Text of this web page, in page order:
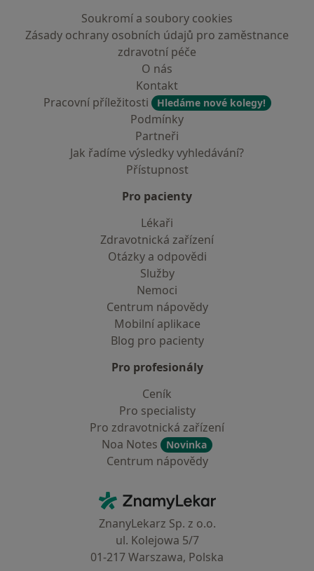
Soukromí a soubory cookies
Zásady ochrany osobních údajů pro zaměstnance
zdravotní péče
O nás
Kontakt
Pracovní příležitosti
Hledáme nové kolegy!
Podmínky
Partneři
Jak řadíme výsledky vyhledávání?
Přístupnost
Pro pacienty
Lékaři
Zdravotnická zařízení
Otázky a odpovědi
Služby
Nemoci
Centrum nápovědy
Mobilní aplikace
Blog pro pacienty
Pro profesionály
Ceník
Pro specialisty
Pro zdravotnická zařízení
Noa Notes
Novinka
Centrum nápovědy
ZnamyLekar - Hlavní stránka
ZnanyLekarz Sp. z o.o.
ul. Kolejowa 5/7
01-217 Warszawa, Polska